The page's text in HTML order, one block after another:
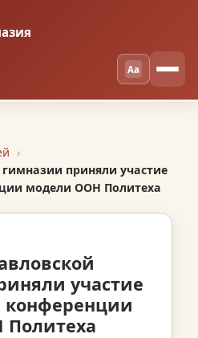
Aa
приняли участие
модели ООН Политеха
участие
конференции